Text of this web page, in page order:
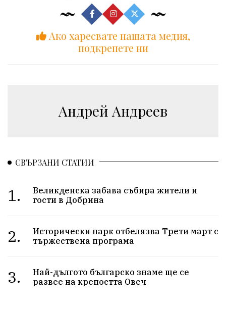
Ако харесвате нашата медия,
подкрепете ни
Андрей Андреев
СВЪРЗАНИ СТАТИИ
1.
Великденска забава събира жители и
гости в Добрина
2.
Исторически парк отбелязва Трети март с
тържествена програма
3.
Най-дългото българско знаме ще се
развее на крепостта Овеч